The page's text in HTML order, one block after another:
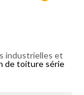
industrielles et
de toiture série